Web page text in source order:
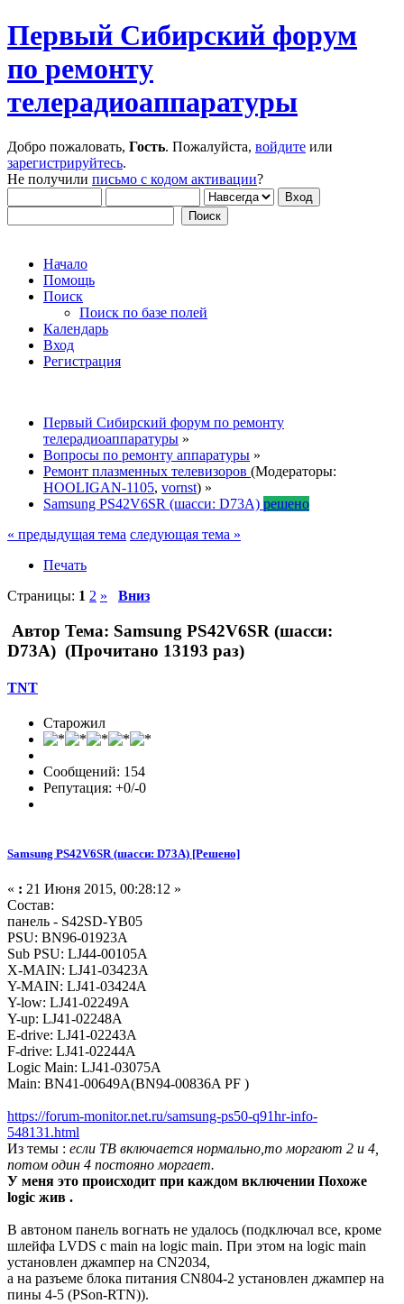
Первый Сибирский форум
по ремонту
телерадиоаппаратуры
Добро пожаловать, Гость. Пожалуйста, войдите или
зарегистрируйтесь.
Не получили письмо с кодом активации?
Начало
Помощь
Поиск
Поиск по базе полей
Календарь
Вход
Регистрация
Первый Сибирский форум по ремонту
телерадиоаппаратуры »
Вопросы по ремонту аппаратуры »
Ремонт плазменных телевизоров (Модераторы:
HOOLIGAN-1105, vornst) »
Samsung PS42V6SR (шасси: D73A) решено
« предыдущая тема следующая тема »
Печать
Страницы: 1 2 » Вниз
Автор Тема: Samsung PS42V6SR (шасси:
D73A) (Прочитано 13193 раз)
TNT
Старожил
Сообщений: 154
Репутация: +0/-0
Samsung PS42V6SR (шасси: D73A) [Решено]
« : 21 Июня 2015, 00:28:12 »
Состав:
панель - S42SD-YB05
PSU: BN96-01923A
Sub PSU: LJ44-00105A
X-MAIN: LJ41-03423A
Y-MAIN: LJ41-03424A
Y-low: LJ41-02249A
Y-up: LJ41-02248A
E-drive: LJ41-02243A
F-drive: LJ41-02244A
Logic Main: LJ41-03075A
Main: BN41-00649A(BN94-00836A PF )
https://forum-monitor.net.ru/samsung-ps50-q91hr-info-
548131.html
Из темы : если ТВ включается нормально,то моргают 2 и 4,
потом один 4 постояно моргает.
У меня это происходит при каждом включении Похоже
logic жив .
В автоном панель вогнать не удалось (подключал все, кроме
шлейфа LVDS с main на logic main. При этом на logic main
установлен джампер на СN2034,
а на разъеме блока питания CN804-2 установлен джампер на
пины 4-5 (PSon-RTN)).